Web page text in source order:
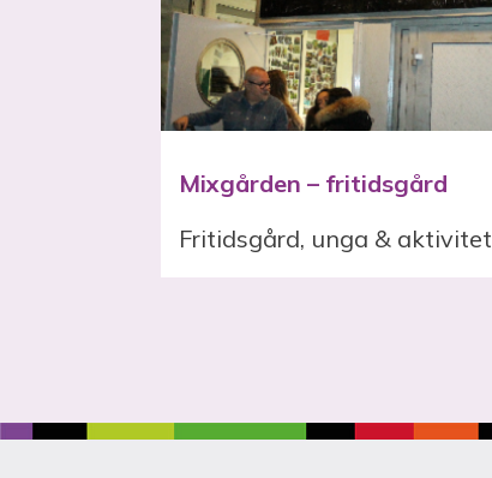
Mixgården – fritidsgård
Fritidsgård, unga & aktivitet